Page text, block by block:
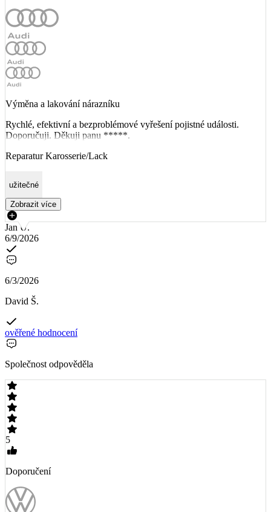
Výměna a lakování nárazníku
Rychlé, efektivní a bezproblémové vyřešení pojistné události.
Doporučuji. Děkuji panu *****.
Reparatur Karosserie/Lack
užitečné
Zobrazit více
Jan U.
6/9/2026
6/3/2026
David Š.
ověřené hodnocení
Společnost odpověděla
5
Doporučení